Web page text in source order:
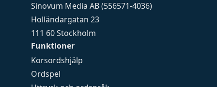
Funktioner
Korsordshjälp
Ordspel
Sinovum Media AB (556571-4036)
Holländargatan 23
111 60 Stockholm